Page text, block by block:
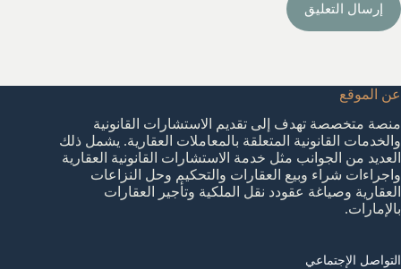
إرسال التعليق
عن الموقع
منصة متخصصة تهدف إلى تقديم الاستشارات القانونية
والخدمات القانونية المتعلقة بالمعاملات العقارية. يشمل ذلك
العديد من الجوانب مثل خدمة الاستشارات القانونية العقارية
واجراءات شراء وبيع العقارات والتحكيم وحل النزاعات
العقارية وصياغة عقودد نقل الملكية وتأجير العقارات
بالإمارات.
التواصل الإجتماعي